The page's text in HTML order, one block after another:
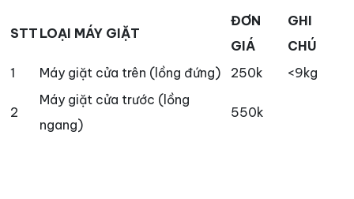
STT LOẠI MÁY GIẶT
ĐƠN
GIÁ
GHI
CHÚ
1
Máy giặt cửa trên (lồng đứng) 250k <9kg
2
Máy giặt cửa trước (lồng
ngang)
550k